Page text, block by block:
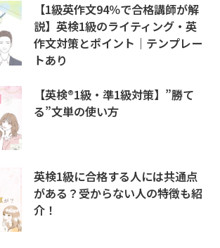
【1級英作文94％で合格講師が解
説】英検1級のライティング・英
作文対策とポイント｜テンプレー
トあり
【英検®1級・準1級対策】”勝て
る”文単の使い方
英検1級に合格する人には共通点
がある？受からない人の特徴も紹
介！